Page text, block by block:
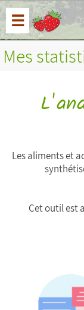
☰
Mes
Les aliments et
Cet outil est